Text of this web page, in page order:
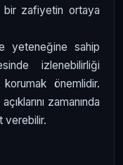
zafiyetin ortaya
yeteneğine sahip
izlenebilirliği
önemlidir.
zamanında
verebilir.